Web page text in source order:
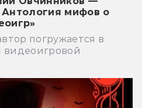
Антология мифов о
погружается в
видеоигровой